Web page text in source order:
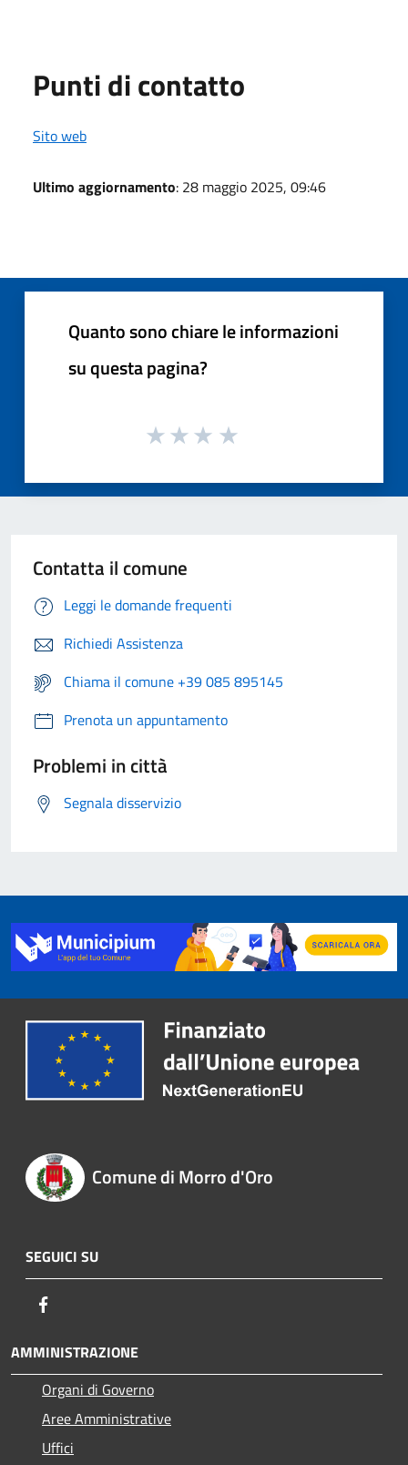
Punti di contatto
Sito web
Ultimo aggiornamento: 28 maggio 2025, 09:46
Quanto sono chiare le informazioni
su questa pagina?
Contatta il comune
Leggi le domande frequenti
Richiedi Assistenza
Chiama il comune +39 085 895145
Prenota un appuntamento
Problemi in città
Segnala disservizio
Comune di Morro d'Oro
SEGUICI SU
AMMINISTRAZIONE
Organi di Governo
Aree Amministrative
Uffici